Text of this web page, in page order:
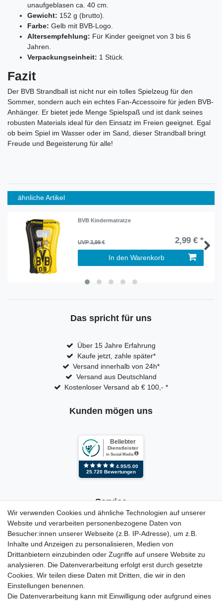
unaufgeblasen ca. 40 cm.
Gewicht: 152 g (brutto).
Farbe: Gelb mit BVB-Logo.
Altersempfehlung: Für Kinder geeignet von 3 bis 6
Jahren.
Verpackungseinheit: 1 Stück.
Fazit
Der BVB Strandball ist nicht nur ein tolles Spielzeug für den
Sommer, sondern auch ein echtes Fan-Accessoire für jeden BVB-
Anhänger. Er bietet jede Menge Spielspaß und ist dank seines
robusten Materials ideal für den Einsatz im Freien geeignet. Egal
ob beim Spiel im Wasser oder im Sand, dieser Strandball bringt
Freude und Begeisterung für alle!
ähnliche Artikel
BVB Kindermatratze
UVP 3,99 € 2,99 € *
In den Warenkorb
Das spricht für uns
Über 15 Jahre Erfahrung
Kaufe jetzt, zahle später*
Versand innerhalb von 24h*
Versand aus Deutschland
Kostenloser Versand ab € 100,- *
Kunden mögen uns
Service
Mein Konto
Widerrufsformular
Reklamation
Informationen
Wir verwenden Cookies und ähnliche Technologien auf unserer
Website und verarbeiten personenbezogene Daten von
Besucher:innen unserer Webseite (z.B. IP-Adresse), um z.B.
Inhalte und Anzeigen zu personalisieren, Medien von
Drittanbietern einzubinden oder Zugriffe auf unsere Website zu
analysieren. Die Datenverarbeitung erfolgt erst durch gesetzte
Cookies. Wir teilen diese Daten mit Dritten, die wir in den
Einstellungen benennen.
Die Datenverarbeitung kann mit Einwilligung oder aufgrund eines